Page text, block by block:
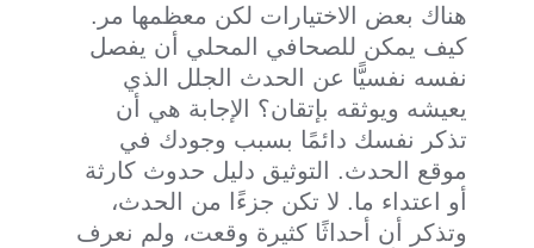
هناك بعض الاختيارات لكن معظمها مر.
كيف يمكن للصحافي المحلي أن يفصل
نفسه نفسيًّا عن الحدث الجلل الذي
يعيشه ويوثقه بإتقان؟ الإجابة هي أن
تذكر نفسك دائمًا بسبب وجودك في
موقع الحدث. التوثيق دليل حدوث كارثة
أو اعتداء ما. لا تكن جزءًا من الحدث،
وتذكر أن أحداثًا كثيرة وقعت، ولم نعرف